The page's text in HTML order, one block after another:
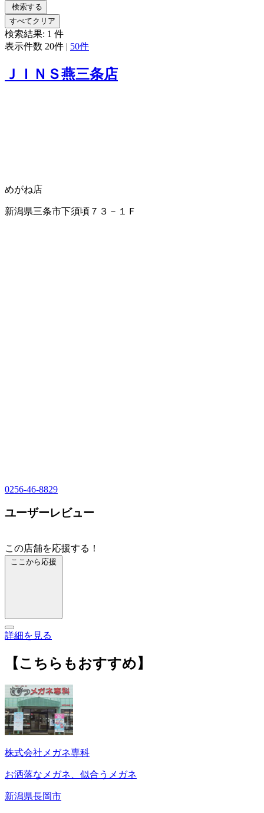
検索する
すべてクリア
検索結果: 1 件
表示件数 20件 | 50件
ＪＩＮＳ燕三条店
めがね店
新潟県三条市下須頃７３－１Ｆ
0256-46-8829
ユーザーレビュー
この店舗を応援する！
ここから応援
詳細を見る
【こちらもおすすめ】
株式会社メガネ専科
お洒落なメガネ、似合うメガネ
新潟県長岡市